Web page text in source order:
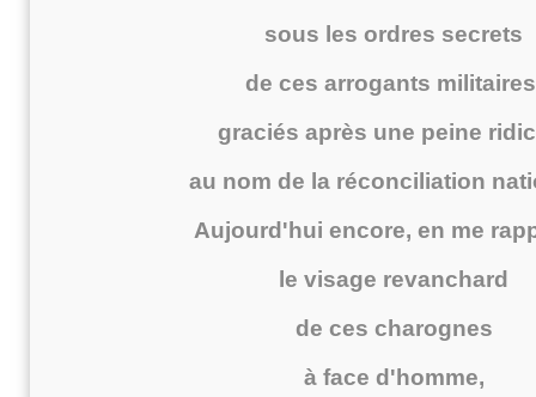
sous les ordres secrets
de ces arrogants
graciés après une peine
au nom de la réconciliation
Aujourd'hui encore, en me
le visage revanchard
de ces charognes
à face d'homme,